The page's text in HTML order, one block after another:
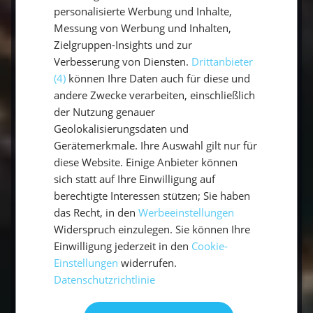
Wie kommt man mit dem Segelboot
zu den Bahamas?
Was muss man auf den Bahamas
gesehen haben?
Was kostet ein Segeltörn auf den
Bahamas?
Fazit: dein Segeltraum auf den Bahamas
Türkises Wasser, einsame Ankerbuchten und
personalisierte Werbung und Inhalte,
Messung von Werbung und Inhalten,
Zielgruppen-Insights und zur
Verbesserung von Diensten. Drittanbieter
(4) können Ihre Daten auch für diese und
andere Zwecke verarbeiten, einschließlich
der Nutzung genauer
Geolokalisierungsdaten und
Gerätemerkmale. Ihre Auswahl gilt nur für
diese Website. Einige Anbieter können
sich statt auf Ihre Einwilligung auf
berechtigte Interessen stützen; Sie haben
das Recht, in denWerbeeinstellungen
Widerspruch einzulegen. Sie können Ihre
Einwilligung jederzeit in den Cookie-
Einstellungen widerrufen.
Datenschutzrichtlinie